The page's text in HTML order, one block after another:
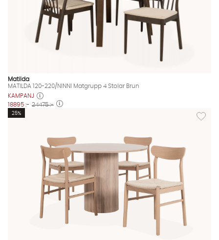
Matilda
MATILDA 120-220/NINNI Matgrupp 4 Stolar Brun
KAMPANJ
18895 :- 24475 :-
Lägg
25%